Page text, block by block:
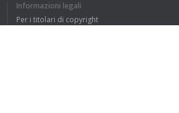
y a des douches
des vestiaires,il y a des
Informazioni legali
Per i titolari di copyright